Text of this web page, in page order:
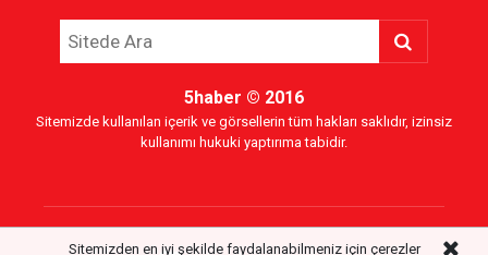
5haber © 2016
Sitemizde kullanılan içerik ve görsellerin tüm hakları saklıdır, izinsiz
kullanımı hukuki yaptırıma tabidir.
Sitemizden en iyi şekilde faydalanabilmeniz için çerezler